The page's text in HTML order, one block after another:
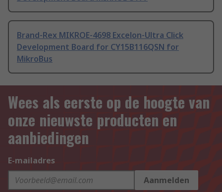
Brand-Rex MIKROE-4698 Excelon-Ultra Click
Development Board for CY15B116QSN for
MikroBus
Wees als eerste op de hoogte van
onze nieuwste producten en
aanbiedingen
E-mailadres
Aanmelden